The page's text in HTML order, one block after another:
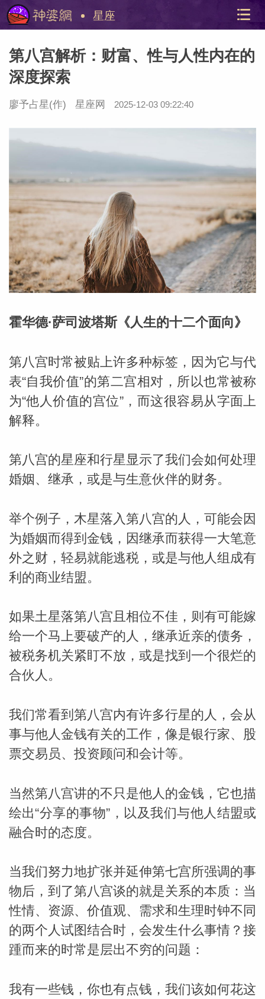
网
星座
站内导
第八宫解析：财富、性与人性内在的
深度探索
廖予占星(作) 星座网 2025-12-03 09:22:40
霍华德·萨司波塔斯《人生的十二个面向》
第八宫时常被贴上许多种标签，因为它与代
表“自我价值”的第二宫相对，所以也常被称
为“他人价值的宫位”，而这很容易从字面上
解释。
第八宫的星座和行星显示了我们会如何处理
婚姻、继承，或是与生意伙伴的财务。
举个例子，木星落入第八宫的人，可能会因
为婚姻而得到金钱，因继承而获得一大笔意
外之财，轻易就能逃税，或是与他人组成有
利的商业结盟。
如果土星落第八宫且相位不佳，则有可能嫁
给一个马上要破产的人，继承近亲的债务，
被税务机关紧盯不放，或是找到一个很烂的
合伙人。
我们常看到第八宫内有许多行星的人，会从
事与他人金钱有关的工作，像是银行家、股
票交易员、投资顾问和会计等。
当然第八宫讲的不只是他人的金钱，它也描
绘出“分享的事物”，以及我们与他人结盟或
融合时的态度。
当我们努力地扩张并延伸第七宫所强调的事
物后，到了第八宫谈的就是关系的本质：当
性情、资源、价值观、需求和生理时钟不同
的两个人试图结合时，会发生什么事情？接
踵而来的时常是层出不穷的问题：
我有一些钱，你也有点钱，我们该如何花这